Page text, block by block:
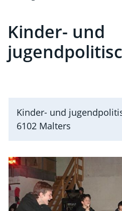
Kinder- und
Kinder- und
6102 Malters
Zugehörige Objekte